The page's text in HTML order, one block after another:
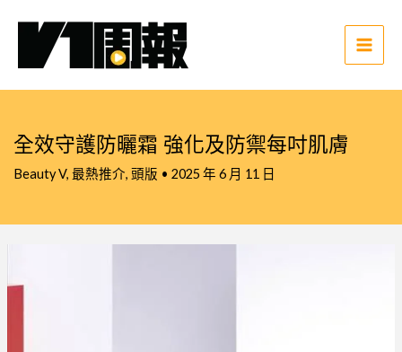
Main
全效守護防曬霜 強化及防禦每吋肌膚
Beauty V, 最熱推介, 頭版 • 2025 年 6 月 11 日